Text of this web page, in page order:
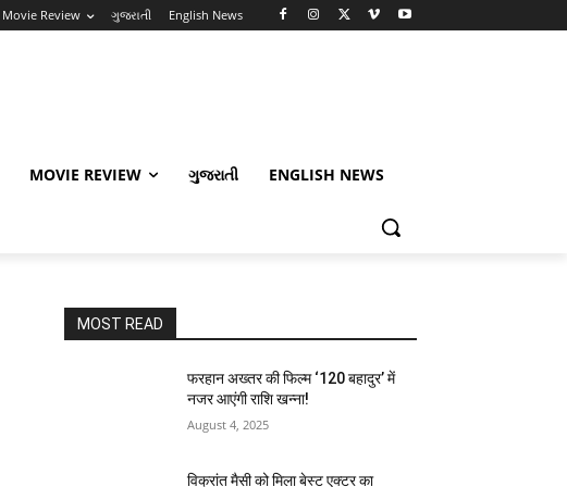
Movie Review ગુજરાતી English News
MOVIE REVIEW ગુજરાતી ENGLISH NEWS
MOST READ
फरहान अख्तर की फिल्म ‘120 बहादुर’ में
नजर आएंगी राशि खन्ना!
August 4, 2025
विक्रांत मैसी को मिला बेस्ट एक्टर का